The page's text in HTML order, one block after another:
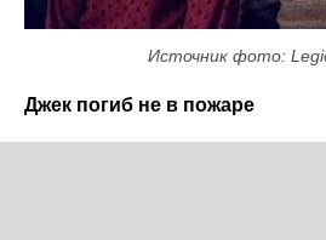
Источник фото:
Джек погиб не в пожаре